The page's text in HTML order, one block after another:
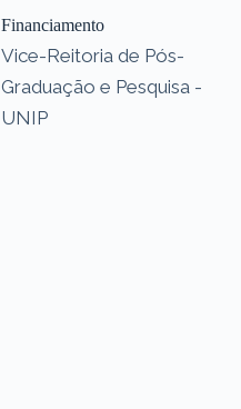
Financiamento
Vice-Reitoria de Pós-
Graduação e Pesquisa -
UNIP